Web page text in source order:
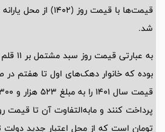
قیمت‌ها با قیمت روز
شد.
بوده که خانوار دهک‌های اول تا هفتم در
تومان است که از محل اعتبار جدید